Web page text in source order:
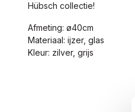
Hübsch collectie!
Afmeting: ø40cm
Materiaal: ijzer, glas
Kleur: zilver, grijs